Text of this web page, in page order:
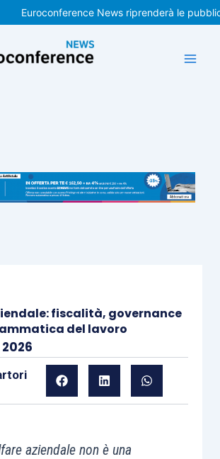
Euroconference News riprenderà le
fiscalità, governance
del lavoro
aziendale non è una